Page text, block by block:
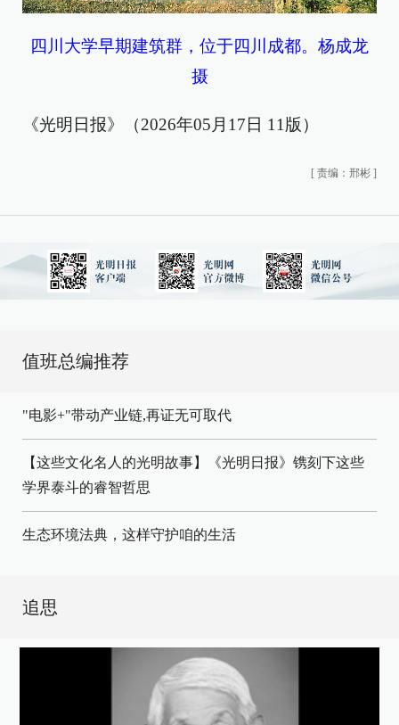
四川大学早期建筑群，位于四川成都。杨成龙
摄
《光明日报》（2026年05月17日 11版）
[ 责编：邢彬 ]
值班总编推荐
"电影+"带动产业链,再证无可取代
【这些文化名人的光明故事】《光明日报》镌刻下这些
学界泰斗的睿智哲思
生态环境法典，这样守护咱的生活
追思